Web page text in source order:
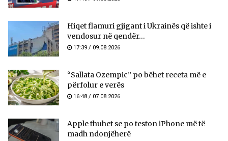
Hiqet flamuri gjigant i Ukrainës që ishte i
vendosur në qendër...
17:39 / 09.08.2026
“Sallata Ozempic” po bëhet receta më e
përfolur e verës
16:48 / 07.08.2026
Apple thuhet se po teston iPhone më të
madh ndonjëherë